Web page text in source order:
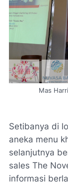
Mas
Setibanya di
aneka menu
selanjutnya
sales The
informasi